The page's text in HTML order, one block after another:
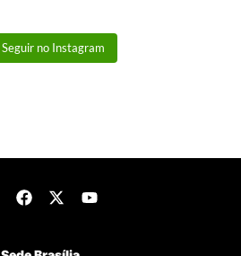
Seguir no Instagram